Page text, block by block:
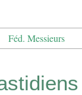
Féd. Messieurs